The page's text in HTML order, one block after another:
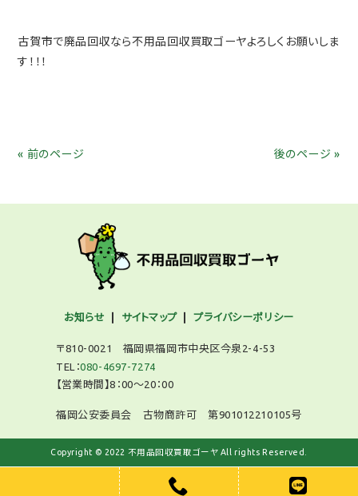
古賀市で廃品回収なら不用品回収買取ゴーヤよろしくお願いしま
す！！！
« 前のページ 後のページ »
お知らせ サイトマップ プライバシーポリシー
〒810-0021 福岡県福岡市中央区今泉2-4-53
TEL：080-4697-7274
【営業時間】8：00～20：00
福岡公安委員会 古物商許可 第901012210105号
Copyright © 2022 不用品回収買取ゴーヤ All rights Reserved.